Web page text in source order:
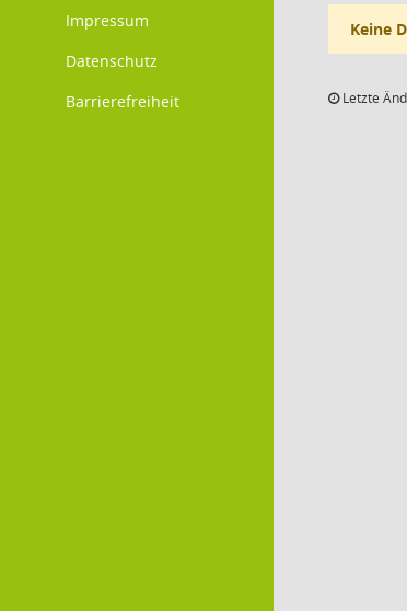
Impressum
Datenschutz
Barrierefreiheit
Keine
Letzte